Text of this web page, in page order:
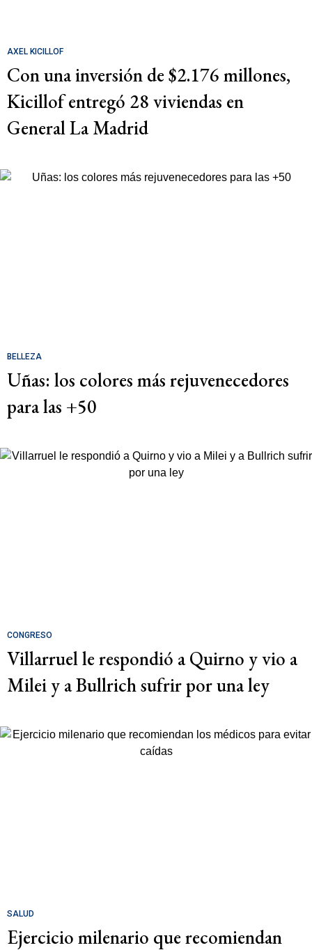
AXEL KICILLOF
Con una inversión de $2.176 millones,
Kicillof entregó 28 viviendas en
General La Madrid
BELLEZA
Uñas: los colores más rejuvenecedores
para las +50
CONGRESO
Villarruel le respondió a Quirno y vio a
Milei y a Bullrich sufrir por una ley
SALUD
Ejercicio milenario que recomiendan